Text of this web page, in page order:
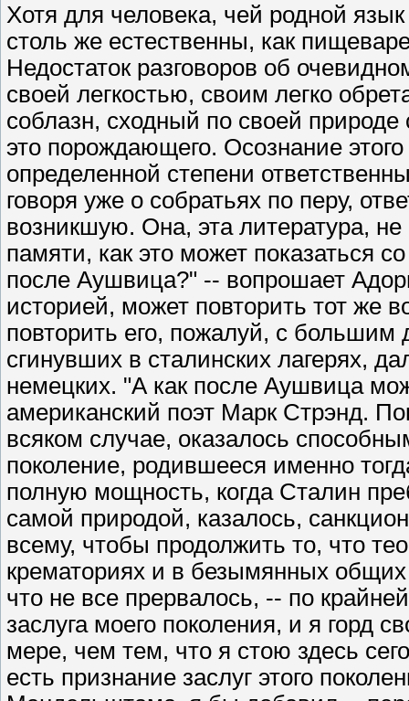
Хотя для человека, чей родной
столь же естественны, как
Недостаток разговоров об
своей легкостью, своим легко
соблазн, сходный по своей
это порождающего. Осознание
определенной степени
говоря уже о собратьях по перу,
возникшую. Она, эта литература,
памяти, как это может показаться
после Аушвица?" -- вопрошает
историей, может повторить тот же
повторить его, пожалуй, с
сгинувших в сталинских лагерях,
немецких. "А как после Аушвица
американский поэт Марк Стрэнд.
всяком случае, оказалось
поколение, родившееся именно
полную мощность, когда Сталин
самой природой, казалось,
всему, чтобы продолжить то, что
крематориях и в безымянных общих
что не все прервалось, -- по
заслуга моего поколения, и я горд
мере, чем тем, что я стою здесь
есть признание заслуг этого